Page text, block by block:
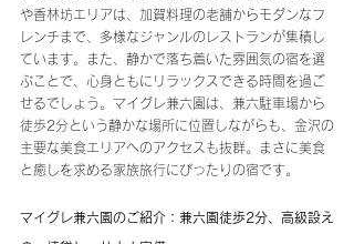
や香林坊エリアは、加賀料理の老舗からモダンなフ
レンチまで、多様なジャンルのレストランが集積し
ています。また、静かで落ち着いた雰囲気の宿を選
ぶことで、心身ともにリラックスできる時間を過ご
せるでしょう。マイグレ兼六園は、兼六駐車場から
徒歩2分という静かな場所に位置しながらも、金沢の
主要な美食エリアへのアクセスも抜群。まさに美食
と癒しを求める家族旅行にぴったりの宿です。
マイグレ兼六園のご紹介：兼六園徒歩2分、高級設え